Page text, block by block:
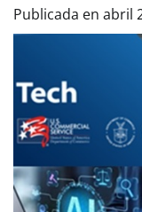
Publicada en abril